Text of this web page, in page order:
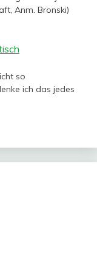
Anm. Bronski)
so
ich das jedes